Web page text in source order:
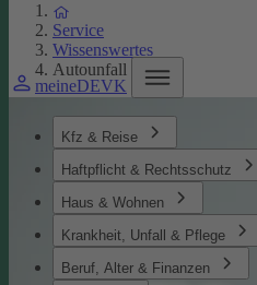
meineDEVK
Kfz & Reise
Haftpflicht & Rechtsschutz
Haus & Wohnen
Krankheit, Unfall & Pflege
Beruf, Alter & Finanzen
Service
Wissenswertes
Autounfall